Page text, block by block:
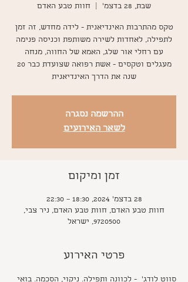
שבת, 28 בדצמ׳ חוות טבע האדם
טקס מהתרבות האינדיאנית - לידה מחדש, זה זמן
עם רחלי אור שלג, האמא של החווה, מנחה
מעגלים וטקסים - אשת רפואה שצועדת כבר 20
שנה את הדרך האינדיאנית
ההרשמה נסגרה
לשאר האירועים
זמן ומיקום
28 בדצמ׳ 2024, 18:30 – 22:30
חוות טבע האדם, חוות טבע האדם, ניר צבי,
9720500, ישראל
פרטי האירוע
סווט לודג'  - לכוונה ותפילה. ניקוי, הסכמה. בואי